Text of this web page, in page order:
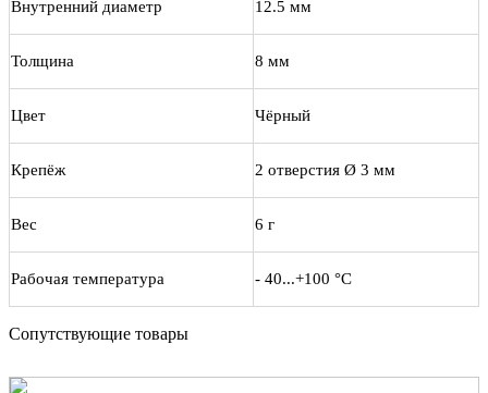
Внутренний диаметр 12.5 мм
Толщина 8 мм
Цвет Чёрный
Крепёж 2 отверстия Ø 3 мм
Вес 6 г
Рабочая температура - 40...+100 °C
Сопутствующие товары